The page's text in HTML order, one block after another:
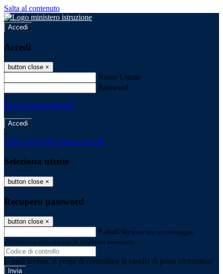
Salta al contenuto
Accedi
Accedi
button close ×
Nome Utente
Password
Password dimenticata?
-
Entra con SPID Entra con CIE
Seleziona utente
button close ×
Recupero password
button close ×
E-mail Verrà inviato un messaggio
all'indirizzo indicato con le istruzioni necessarie.
E-mail inviata, si prega di controllare la casella di posta elettronica!